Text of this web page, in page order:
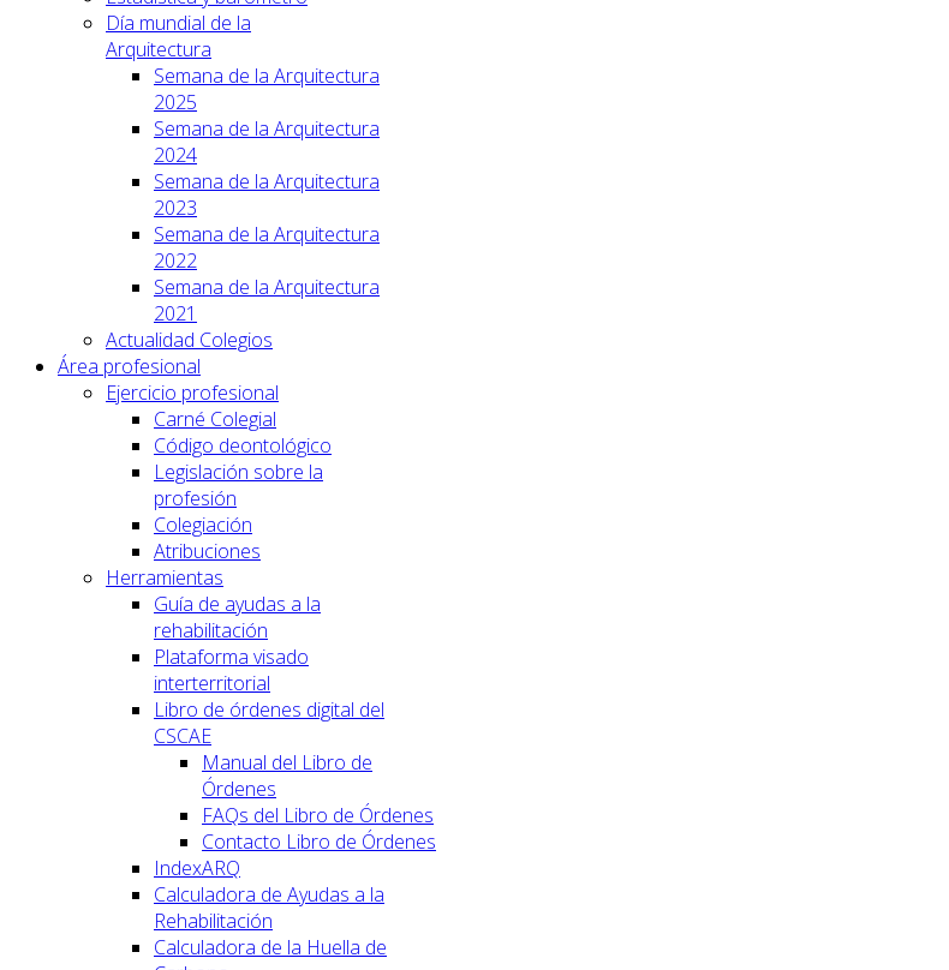
Día mundial de la
Arquitectura
Semana de la Arquitectura
2025
Semana de la Arquitectura
2024
Semana de la Arquitectura
2023
Semana de la Arquitectura
2022
Semana de la Arquitectura
2021
Actualidad Colegios
Área profesional
Ejercicio profesional
Carné Colegial
Código deontológico
Legislación sobre la
profesión
Colegiación
Atribuciones
Herramientas
Guía de ayudas a la
rehabilitación
Plataforma visado
interterritorial
Libro de órdenes digital del
CSCAE
Manual del Libro de
Órdenes
FAQs del Libro de Órdenes
Contacto Libro de Órdenes
IndexARQ
Calculadora de Ayudas a la
Rehabilitación
Calculadora de la Huella de